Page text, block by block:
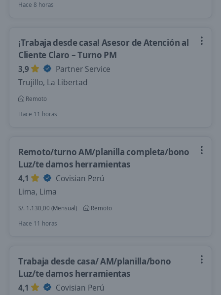
Hace 8 horas
¡Trabaja desde casa! Asesor de Atención al
Cliente Claro – Turno PM
3,9
Partner Service
Trujillo, La Libertad
Remoto
Hace 11 horas
Remoto/turno AM/planilla completa/bono
Luz/te damos herramientas
4,1
Covisian Perú
Lima, Lima
S/. 1.130,00 (Mensual)
Remoto
Hace 11 horas
Trabaja desde casa/ AM/planilla/bono
Luz/te damos herramientas
4,1
Covisian Perú